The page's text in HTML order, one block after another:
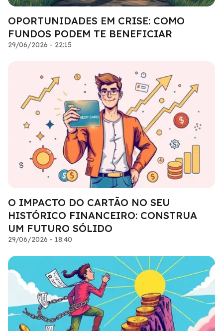
OPORTUNIDADES EM CRISE: COMO
FUNDOS PODEM TE BENEFICIAR
29/06/2026 - 22:15
O IMPACTO DO CARTÃO NO SEU
HISTÓRICO FINANCEIRO: CONSTRUA
UM FUTURO SÓLIDO
29/06/2026 - 18:40